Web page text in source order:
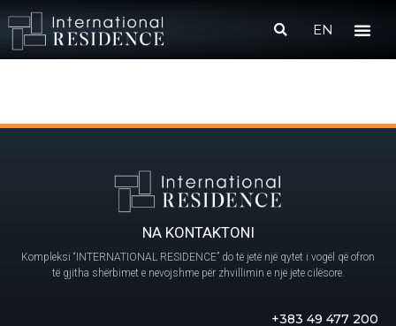
EN
NA KONTAKTONI
Kompleksi “INTERNATIONAL RESIDENCE” do të jetë një qytet i vogël që ofron
të gjitha shërbimet e nevojshme për zhvillimin e një jete cilësore.
+383 49 477 200